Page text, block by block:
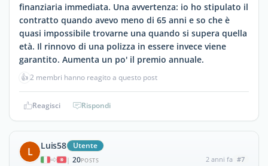
finanziaria immediata. Una avvertenza: io ho stipulato il
contratto quando avevo meno di 65 anni e so che è
quasi impossibile trovarne una quando si supera quella
età. Il rinnovo di una polizza in essere invece viene
garantito. Aumenta un po' il premio annuale.
👍2 membri hanno reagito a questo post
Reagisci Rispondi
L Luis58 Utente
| 20POSTS 2 anni fa #7